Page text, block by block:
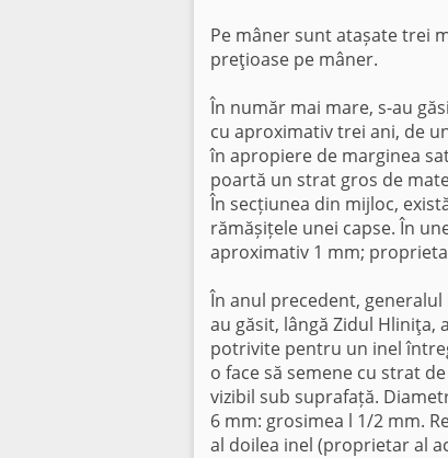
Pe mâner sunt atașate trei
preţioase pe mâner.
În număr mai mare, s-au
cu aproximativ trei ani, de
în apropiere de marginea
poartă un strat gros de
În secțiunea din mijloc,
rămășițele unei capse. În
aproximativ 1 mm;
În anul precedent,
au găsit, lângă Zidul
potrivite pentru un inel
o face să semene cu strat
vizibil sub suprafață.
6 mm: grosimea l 1/2 mm.
al doilea inel (proprietar al